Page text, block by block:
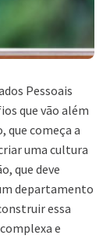
Pessoais
que vão além
que começa a
uma cultura
que deve
departamento
essa
e